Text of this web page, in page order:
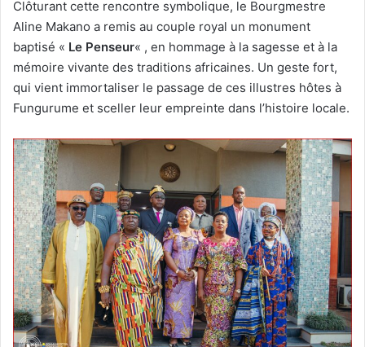
Clôturant cette rencontre symbolique, le Bourgmestre
Aline Makano a remis au couple royal un monument
baptisé « Le Penseur« , en hommage à la sagesse et à la
mémoire vivante des traditions africaines. Un geste fort,
qui vient immortaliser le passage de ces illustres hôtes à
Fungurume et sceller leur empreinte dans l’histoire locale.